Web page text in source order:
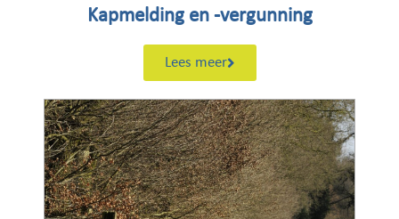
Kapmelding en -vergunning
Lees meer